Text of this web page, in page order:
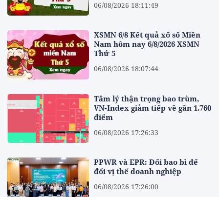
06/08/2026 18:11:49
XSMN 6/8 Kết quả xổ số Miền
Nam hôm nay 6/8/2026 XSMN
Thứ 5
06/08/2026 18:07:44
Tâm lý thận trọng bao trùm,
VN-Index giảm tiếp về gần 1.760
điểm
06/08/2026 17:26:33
PPWR và EPR: Đổi bao bì để
đổi vị thế doanh nghiệp
06/08/2026 17:26:00